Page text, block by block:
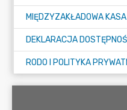
DEKLARACJA
RODO I POLITYKA